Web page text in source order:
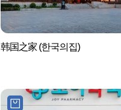
韩国之家 (한국의집)